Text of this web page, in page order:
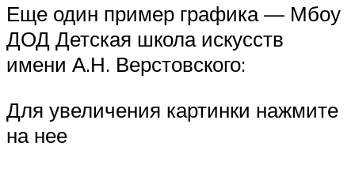
Еще один пример графика — Мбоу
ДОД Детская школа искусств
имени А.Н. Верстовского:
Для увеличения картинки нажмите
на нее